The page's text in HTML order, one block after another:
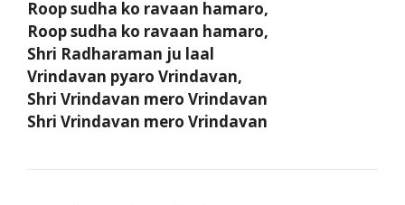
Roop sudha ko ravaan hamaro,
Roop sudha ko ravaan hamaro,
Shri Radharaman ju laal
Vrindavan pyaro Vrindavan,
Shri Vrindavan mero Vrindavan
Shri Vrindavan mero Vrindavan